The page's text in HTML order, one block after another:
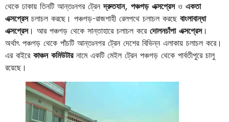
থেকে ঢাকায় তিনটি আন্তঃনগর ট্রেনদ্রুতযান, পঞ্চগড় এক্সপ্রেসও একতা
এক্সপ্রেসচলাচল করছে। পঞ্চগড়-রাজশাহী রেলপথে চলাচল করছে বাংলাবান্ধা
এক্সপ্রেস। আর পঞ্চগড় থেকে সান্তাহারে চলাচল করে দোলনচাঁপা এক্সপ্রেস।
অর্থাৎ পঞ্চগড় থেকে পাঁচটি আন্তঃনগর ট্রেন দেশের বিভিন্ন এলাকায় চলাচল করে।
এর বাইরে কাঞ্চন কমিউটারনামে একটি মেইল ট্রেন পঞ্চগড় থেকে পার্বতীপুরে চালু
রয়েছে।